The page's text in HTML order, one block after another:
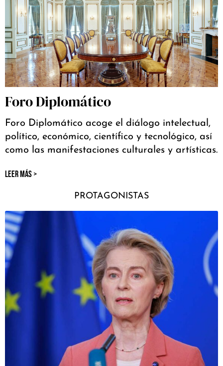
Foro Diplomático
Foro Diplomático acoge el diálogo intelectual,
político, económico, científico y tecnológico, así
como las manifestaciones culturales y artísticas.
LEER MÁS >
PROTAGONISTAS